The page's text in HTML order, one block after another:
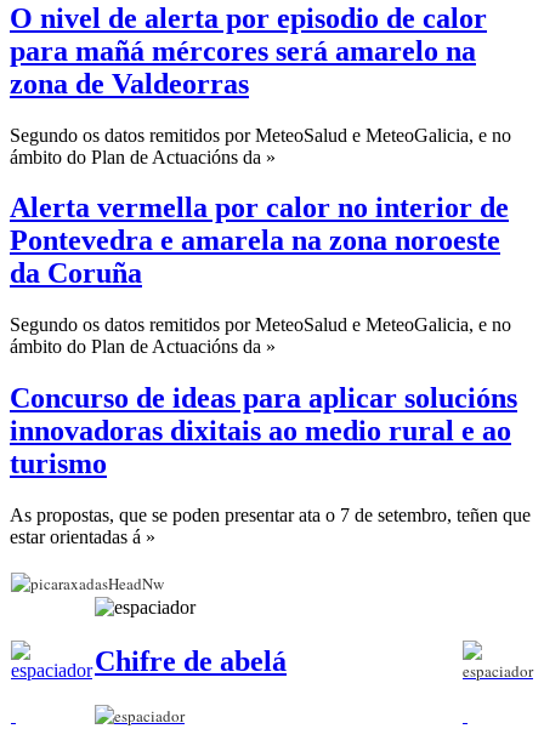
O nivel de alerta por episodio de calor
para mañá mércores será amarelo na
zona de Valdeorras
Segundo os datos remitidos por MeteoSalud e MeteoGalicia, e no
ámbito do Plan de Actuacións da »
Alerta vermella por calor no interior de
Pontevedra e amarela na zona noroeste
da Coruña
Segundo os datos remitidos por MeteoSalud e MeteoGalicia, e no
ámbito do Plan de Actuacións da »
Concurso de ideas para aplicar solucións
innovadoras dixitais ao medio rural e ao
turismo
As propostas, que se poden presentar ata o 7 de setembro, teñen que
estar orientadas á »
Chifre de abelá